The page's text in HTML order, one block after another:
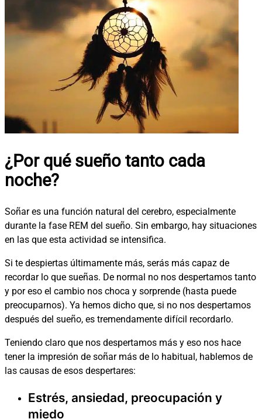
¿Por qué sueño tanto cada
noche?
Soñar es una función natural del cerebro, especialmente
durante la fase REM del sueño. Sin embargo, hay situaciones
en las que esta actividad se intensifica.
Si te despiertas últimamente más, serás más capaz de
recordar lo que sueñas. De normal no nos despertamos tanto
y por eso el cambio nos choca y sorprende (hasta puede
preocuparnos). Ya hemos dicho que, si no nos despertamos
después del sueño, es tremendamente difícil recordarlo.
Teniendo claro que nos despertamos más y eso nos hace
tener la impresión de soñar más de lo habitual, hablemos de
las causas de esos despertares:
Estrés, ansiedad, preocupación y
miedo